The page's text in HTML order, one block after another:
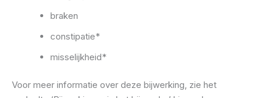
braken
constipatie*
misselijkheid*
Voor meer informatie over deze bijwerking, zie het